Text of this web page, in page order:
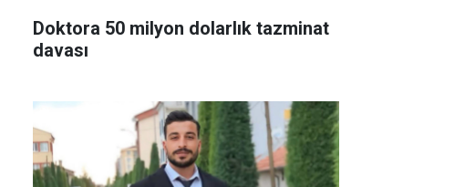
Doktora 50 milyon dolarlık tazminat
davası